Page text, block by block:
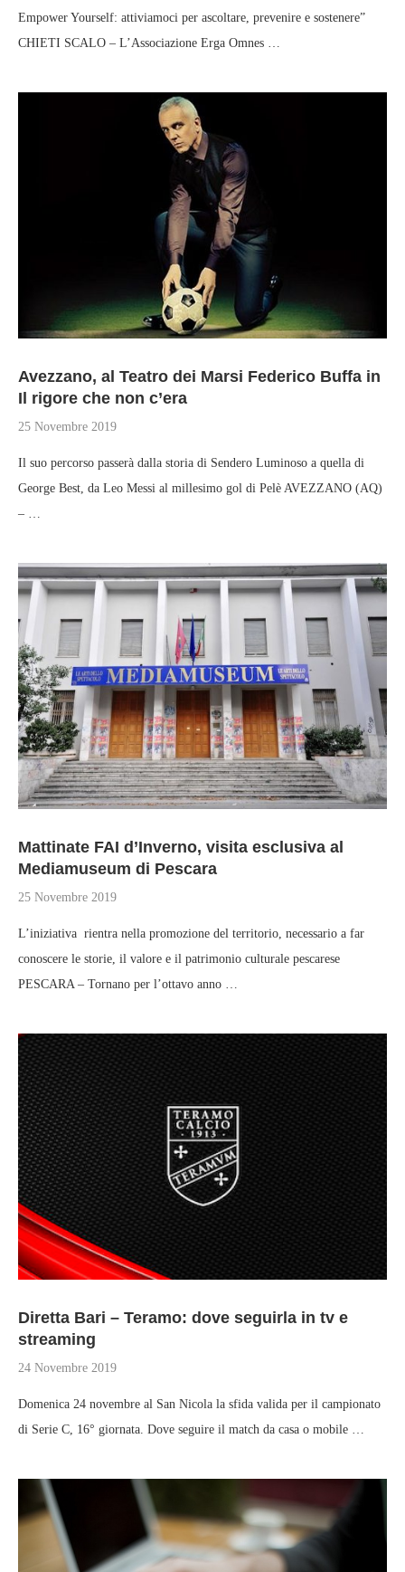
Empower Yourself: attiviamoci per ascoltare, prevenire e sostenere”
CHIETI SCALO – L’Associazione Erga Omnes …
Avezzano, al Teatro dei Marsi Federico Buffa in
Il rigore che non c’era
25 Novembre 2019
Il suo percorso passerà dalla storia di Sendero Luminoso a quella di
George Best, da Leo Messi al millesimo gol di Pelè AVEZZANO (AQ)
– …
Mattinate FAI d’Inverno, visita esclusiva al
Mediamuseum di Pescara
25 Novembre 2019
L’iniziativa rientra nella promozione del territorio, necessario a far
conoscere le storie, il valore e il patrimonio culturale pescarese
PESCARA – Tornano per l’ottavo anno …
Diretta Bari – Teramo: dove seguirla in tv e
streaming
24 Novembre 2019
Domenica 24 novembre al San Nicola la sfida valida per il campionato
di Serie C, 16° giornata. Dove seguire il match da casa o mobile …